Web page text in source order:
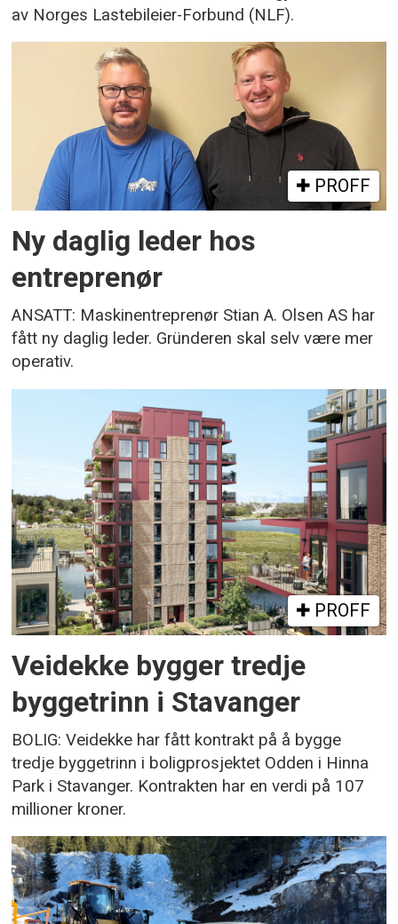
av Norges Lastebileier-Forbund (NLF).
PROFF
Ny daglig leder hos
entreprenør
ANSATT: Maskinentreprenør Stian A. Olsen AS har
fått ny daglig leder. Gründeren skal selv være mer
operativ.
PROFF
Veidekke bygger tredje
byggetrinn i Stavanger
BOLIG: Veidekke har fått kontrakt på å bygge
tredje byggetrinn i boligprosjektet Odden i Hinna
Park i Stavanger. Kontrakten har en verdi på 107
millioner kroner.